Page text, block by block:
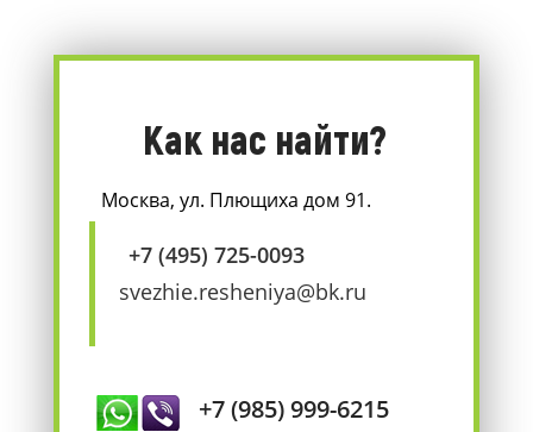
Как нас найти?
Москва, ул. Плющиха дом 91.
+7 (495) 725-0093
svezhie.resheniya@bk.ru
+7 (985) 999-6215